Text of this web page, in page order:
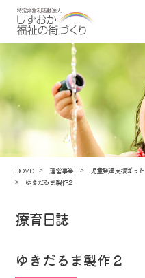
HOME 運営事業 児童発達支援ぱっそ
ゆきだるま製作２
療育日誌
ゆきだるま製作２